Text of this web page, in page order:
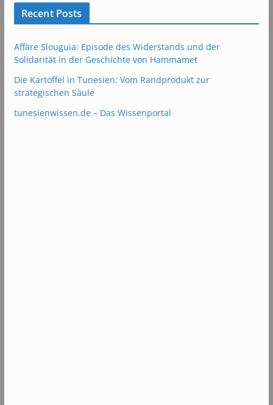
Recent Posts
Affäre Slouguia: Episode des Widerstands und der
Solidarität in der Geschichte von Hammamet
Die Kartoffel in Tunesien: Vom Randprodukt zur
strategischen Säule
tunesienwissen.de – Das Wissenportal